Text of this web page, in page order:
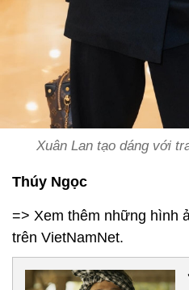
Xuân Lan tạo dáng với
Thúy Ngọc
=> Xem thêm những hình
trên VietNamNet.